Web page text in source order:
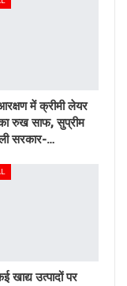
में क्रीमी लेयर
रुख साफ, सुप्रीम
सरकार-…
खाद्य उत्पादों पर